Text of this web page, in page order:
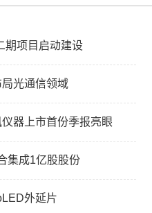
期项目启动建设
光通信领域
器上市首份季报亮眼
集成1亿股股份
外延片